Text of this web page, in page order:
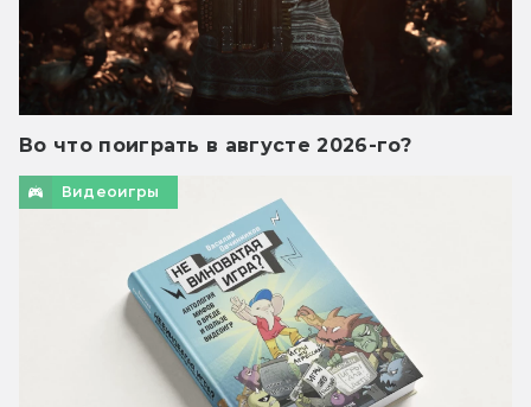
Во что поиграть в августе 2026-го?
Видеоигры